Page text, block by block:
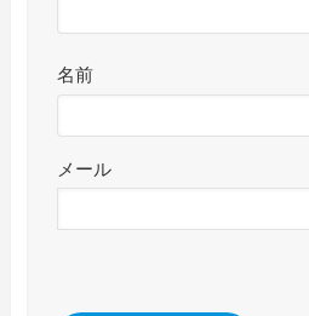
名前
メール